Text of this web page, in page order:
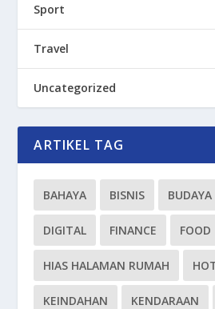
Sport
Travel
Uncategorized
ARTIKEL TAG
BAHAYA BISNIS BUDAYA
DIGITAL FINANCE FOOD
HIAS HALAMAN RUMAH
KEINDAHAN KENDARAAN